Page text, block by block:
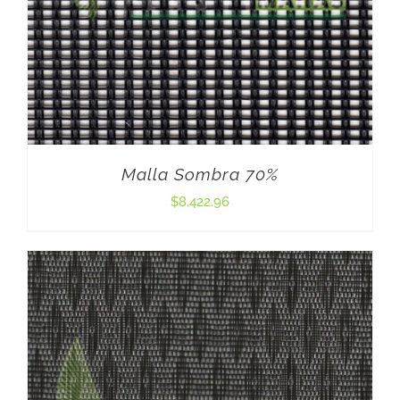
Malla Sombra 70%
$8,422.96